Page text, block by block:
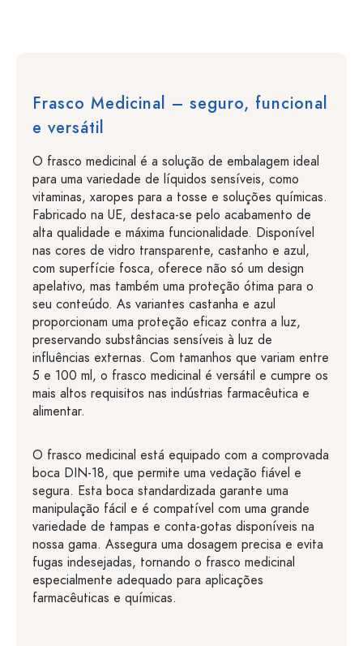
Frasco Medicinal – seguro, funcional
e versátil
O frasco medicinal é a solução de embalagem ideal
para uma variedade de líquidos sensíveis, como
vitaminas, xaropes para a tosse e soluções químicas.
Fabricado na UE, destaca-se pelo acabamento de
alta qualidade e máxima funcionalidade. Disponível
nas cores de vidro transparente, castanho e azul,
com superfície fosca, oferece não só um design
apelativo, mas também uma proteção ótima para o
seu conteúdo. As variantes castanha e azul
proporcionam uma proteção eficaz contra a luz,
preservando substâncias sensíveis à luz de
influências externas. Com tamanhos que variam entre
5 e 100 ml, o frasco medicinal é versátil e cumpre os
mais altos requisitos nas indústrias farmacêutica e
alimentar.
O frasco medicinal está equipado com a comprovada
boca DIN-18, que permite uma vedação fiável e
segura. Esta boca standardizada garante uma
manipulação fácil e é compatível com uma grande
variedade de tampas e conta-gotas disponíveis na
nossa gama. Assegura uma dosagem precisa e evita
fugas indesejadas, tornando o frasco medicinal
especialmente adequado para aplicações
farmacêuticas e químicas.